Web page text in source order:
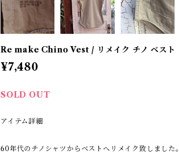
Re make Chino Vest / リメイク チノ ベスト
¥7,480
SOLD OUT
アイテム詳細
60年代のチノシャツからベストへリメイク致しました